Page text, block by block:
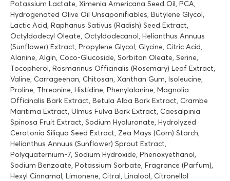
Potassium Lactate, Ximenia Americana Seed Oil, PCA,
Hydrogenated Olive Oil Unsaponifiables, Butylene Glycol,
Lactic Acid, Raphanus Sativus (Radish) Seed Extract,
Octyldodecyl Oleate, Octyldodecanol, Helianthus Annuus
(Sunflower) Extract, Propylene Glycol, Glycine, Citric Acid,
Alanine, Algin, Coco-Glucoside, Sorbitan Oleate, Serine,
Tocopherol, Rosmarinus Officinalis (Rosemary) Leaf Extract,
Valine, Carrageenan, Chitosan, Xanthan Gum, Isoleucine,
Proline, Threonine, Histidine, Phenylalanine, Magnolia
Officinalis Bark Extract, Betula Alba Bark Extract, Crambe
Maritima Extract, Ulmus Fulva Bark Extract, Caesalpinia
Spinosa Fruit Extract, Sodium Hyaluronate, Hydrolyzed
Ceratonia Siliqua Seed Extract, Zea Mays (Corn) Starch,
Helianthus Annuus (Sunflower) Sprout Extract,
Polyquaternium-7, Sodium Hydroxide, Phenoxyethanol,
Sodium Benzoate, Potassium Sorbate, Fragrance (Parfum),
Hexyl Cinnamal, Limonene, Citral, Linalool, Citronellol